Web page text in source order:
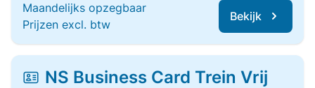
Maandelijks opzegbaar
Prijzen excl. btw
Bekijk
NS Business Card Trein Vrij